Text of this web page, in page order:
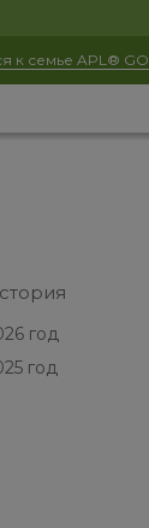
к семье APL® GO
год
год